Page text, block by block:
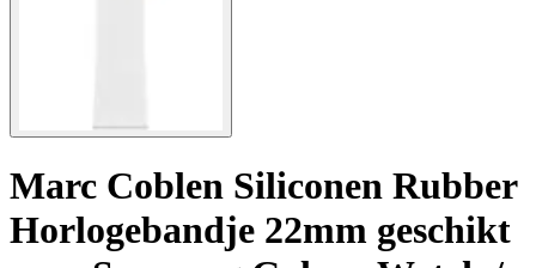
Marc Coblen Siliconen Rubber
Horlogebandje 22mm geschikt